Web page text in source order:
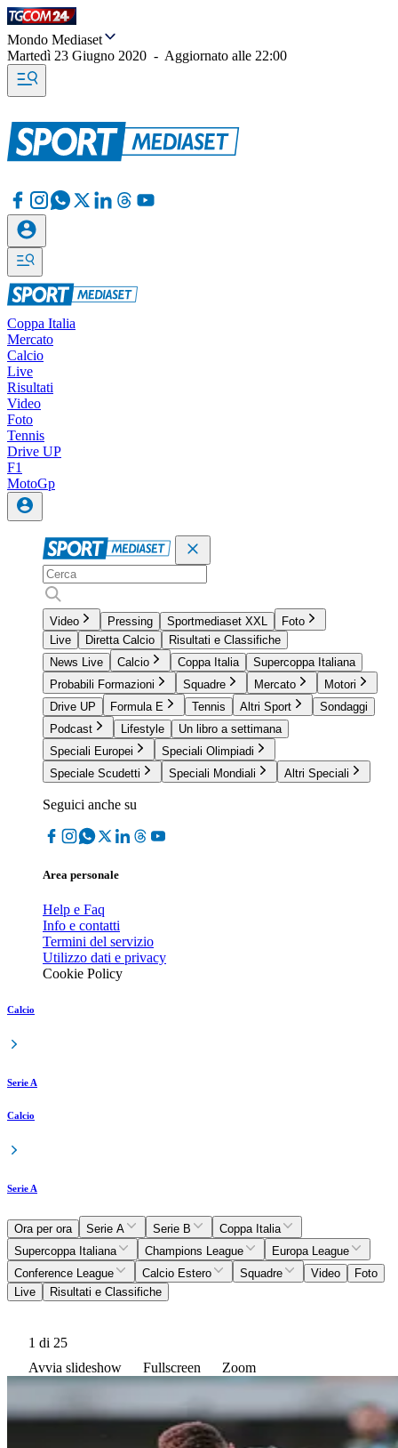
Mondo Mediaset
Martedì 23 Giugno 2020 - Aggiornato alle 22:00
Coppa Italia
Mercato
Calcio
Live
Risultati
Video
Foto
Tennis
Drive UP
F1
MotoGp
Video Pressing Sportmediaset XXL
Foto
Live
Diretta Calcio
Risultati e Classifiche
News Live
Calcio Coppa Italia
Supercoppa Italiana
Probabili Formazioni
Squadre Mercato
Motori
Drive UP
Formula E Tennis Altri Sport
Sondaggi
Podcast
Lifestyle
Un libro a settimana
Speciali Europei
Speciali Olimpiadi
Speciale Scudetti
Speciali Mondiali Altri Speciali
Seguici anche su
Area personale
Help e Faq
Info e contatti
Termini del servizio
Utilizzo dati e privacy
Cookie Policy
Calcio
Serie A
Calcio
Serie A
Ora per ora Serie A Serie B
Coppa Italia
Supercoppa Italiana
Champions League
Europa League
Conference League
Calcio Estero Squadre Video
Foto
Live
Risultati e Classifiche
1 di 25
Avvia slideshow
Fullscreen Zoom